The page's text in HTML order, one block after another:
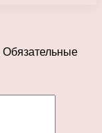
Обязательные